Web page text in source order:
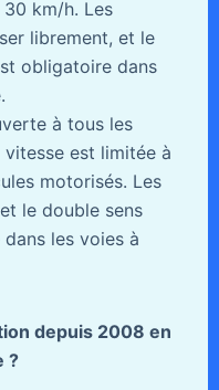
km/h. Les
librement, et le
obligatoire dans
à tous les
est limitée à
motorisés. Les
le double sens
les voies à
depuis 2008 en
?